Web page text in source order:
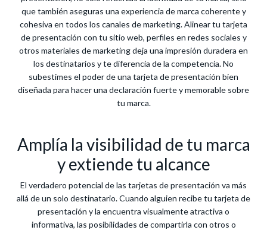
que también aseguras una experiencia de marca coherente y
cohesiva en todos los canales de marketing. Alinear tu tarjeta
de presentación con tu sitio web, perfiles en redes sociales y
otros materiales de marketing deja una impresión duradera en
los destinatarios y te diferencia de la competencia. No
subestimes el poder de una tarjeta de presentación bien
diseñada para hacer una declaración fuerte y memorable sobre
tu marca.
Amplía la visibilidad de tu marca
y extiende tu alcance
El verdadero potencial de las tarjetas de presentación va más
allá de un solo destinatario. Cuando alguien recibe tu tarjeta de
presentación y la encuentra visualmente atractiva o
informativa, las posibilidades de compartirla con otros o